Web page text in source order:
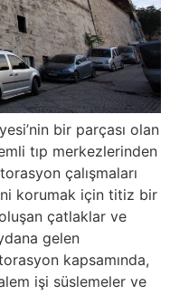
bir parçası olan
tıp merkezlerinden
çalışmaları
korumak için titiz bir
çatlaklar ve
gelen
kapsamında,
işi süslemeler ve